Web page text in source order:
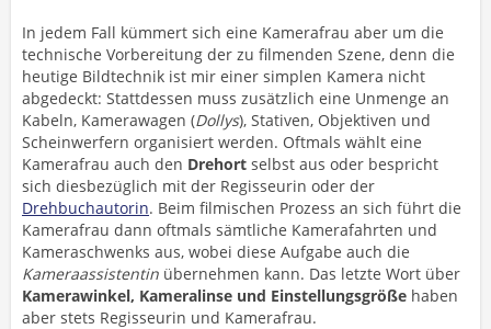
In jedem Fall kümmert sich eine Kamerafrau aber um die
technische Vorbereitung der zu filmenden Szene, denn die
heutige Bildtechnik ist mir einer simplen Kamera nicht
abgedeckt: Stattdessen muss zusätzlich eine Unmenge an
Kabeln, Kamerawagen (Dollys), Stativen, Objektiven und
Scheinwerfern organisiert werden. Oftmals wählt eine
Kamerafrau auch den Drehort selbst aus oder bespricht
sich diesbezüglich mit der Regisseurin oder der
Drehbuchautorin. Beim filmischen Prozess an sich führt die
Kamerafrau dann oftmals sämtliche Kamerafahrten und
Kameraschwenks aus, wobei diese Aufgabe auch die
Kameraassistentin übernehmen kann. Das letzte Wort über
Kamerawinkel, Kameralinse und Einstellungsgröße haben
aber stets Regisseurin und Kamerafrau.